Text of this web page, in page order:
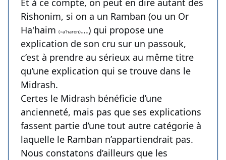
Et à ce compte, on peut en dire autant des
Rishonim, si on a un Ramban (ou un Or
Ha'haim (=a'haron)...) qui propose une
explication de son cru sur un passouk,
c’est à prendre au sérieux au même titre
qu’une explication qui se trouve dans le
Midrash.
Certes le Midrash bénéficie d’une
ancienneté, mais pas que ses explications
fassent partie d’une tout autre catégorie à
laquelle le Ramban n’appartiendrait pas.
Nous constatons d’ailleurs que les